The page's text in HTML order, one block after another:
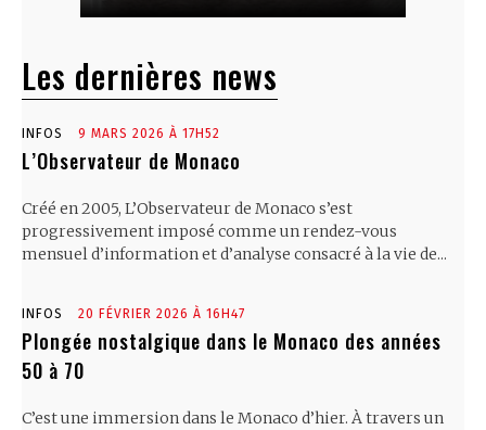
Les dernières news
INFOS 9 MARS 2026 À 17H52
L’Observateur de Monaco
Créé en 2005, L’Observateur de Monaco s’est
progressivement imposé comme un rendez-vous
mensuel d’information et d’analyse consacré à la vie de...
INFOS 20 FÉVRIER 2026 À 16H47
Plongée nostalgique dans le Monaco des années
50 à 70
C’est une immersion dans le Monaco d’hier. À travers un